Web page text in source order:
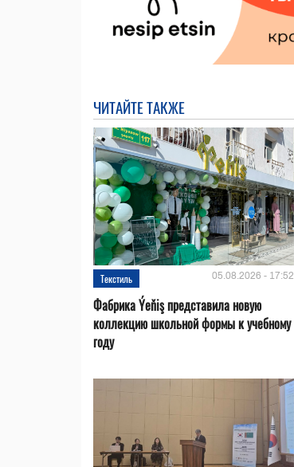
ЧИТАЙТЕ ТАКЖЕ
Текстиль 05.08.2026 - 17:52
Фабрика Ýeňiş представила новую
коллекцию школьной формы к учебному
году